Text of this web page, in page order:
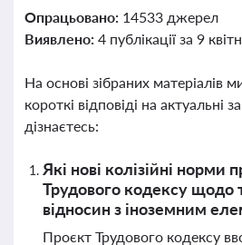
Опрацьовано: 14533 джерел
Виявлено: 4 публікації за 9
На основі зібраних матеріалів
короткі відповіді на актуальні
дізнаєтесь:
Які нові колізійні норми
Трудового кодексу щодо
відносин з іноземним
Проєкт Трудового кодексу